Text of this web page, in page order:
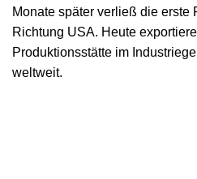
Monate später verließ die erste
Richtung USA. Heute
Produktionsstätte im
weltweit.